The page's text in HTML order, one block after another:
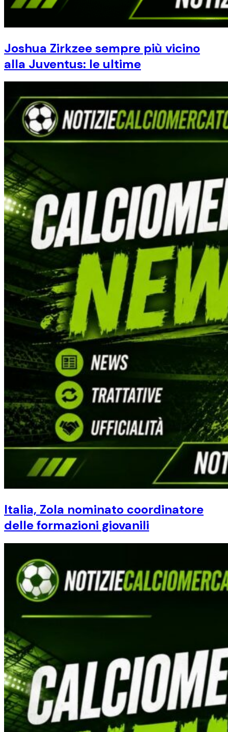
Joshua Zirkzee sempre più vicino
alla Juventus: le ultime
Italia, Zola nominato coordinatore
delle formazioni giovanili